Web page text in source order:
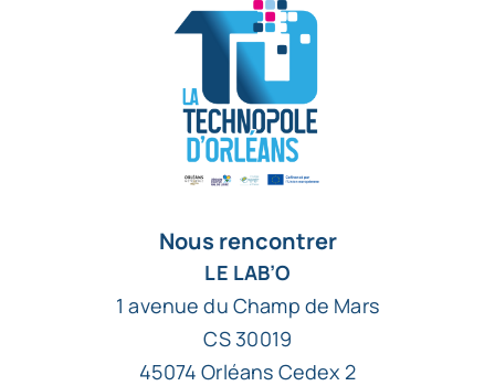
Nous rencontrer
LE LAB’O
1 avenue du Champ de Mars
CS 30019
45074 Orléans Cedex 2